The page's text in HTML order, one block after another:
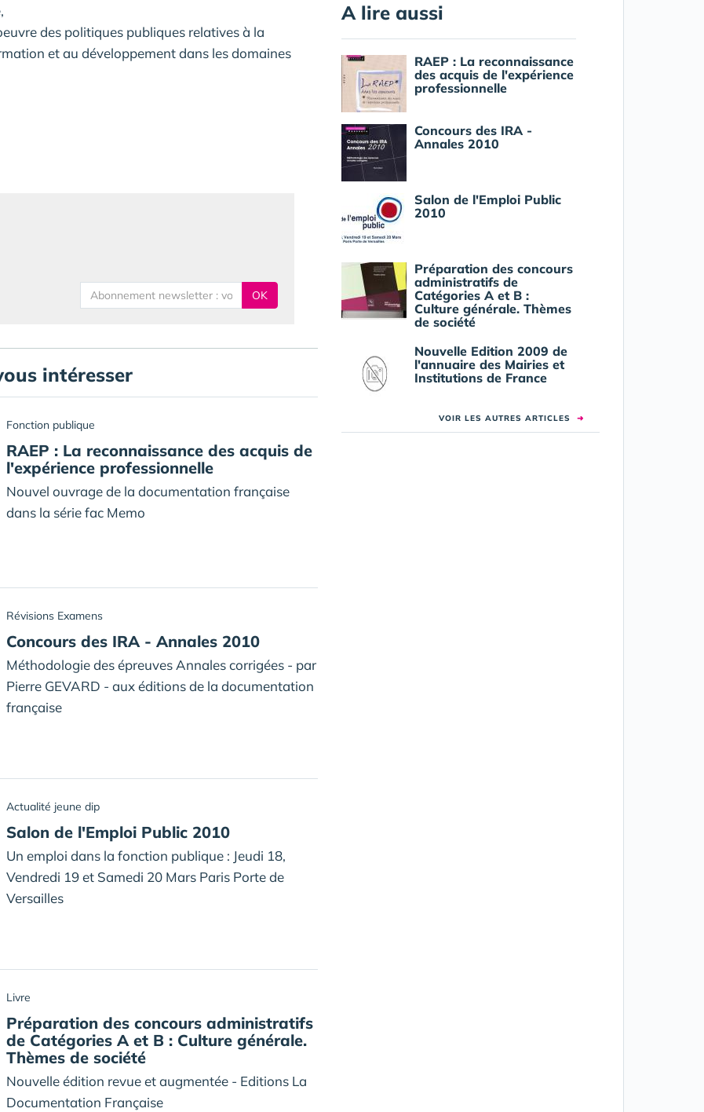
des politiques publiques relatives à la
et au développement dans les domaines
OK
intéresser
Fonction publique
RAEP : La reconnaissance des acquis de
l'expérience professionnelle
Nouvel ouvrage de la documentation française
dans la série fac Memo
Révisions Examens
Concours des IRA - Annales 2010
Méthodologie des épreuves Annales corrigées - par
Pierre GEVARD - aux éditions de la documentation
française
Actualité jeune dip
Salon de l'Emploi Public 2010
Un emploi dans la fonction publique : Jeudi 18,
Vendredi 19 et Samedi 20 Mars Paris Porte de
Versailles
Livre
Préparation des concours administratifs
de Catégories A et B : Culture générale.
Thèmes de société
Nouvelle édition revue et augmentée - Editions La
Documentation Française
A lire aussi
RAEP : La reconnaissance
des acquis de l'expérience
professionnelle
Concours des IRA -
Annales 2010
Salon de l'Emploi Public
2010
Préparation des concours
administratifs de
Catégories A et B :
Culture générale. Thèmes
de société
Nouvelle Edition 2009 de
l'annuaire des Mairies et
Institutions de France
VOIR LES AUTRES ARTICLES ➜